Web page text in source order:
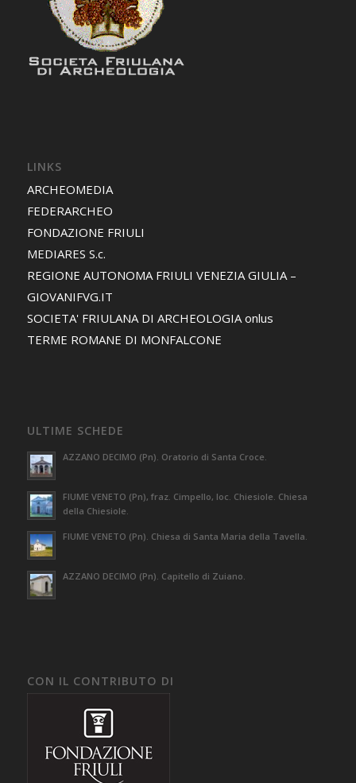
LINKS
ARCHEOMEDIA
FEDERARCHEO
FONDAZIONE FRIULI
MEDIARES S.c.
REGIONE AUTONOMA FRIULI VENEZIA GIULIA –
GIOVANIFVG.IT
SOCIETA' FRIULANA DI ARCHEOLOGIA onlus
TERME ROMANE DI MONFALCONE
ULTIME SCHEDE
AZZANO DECIMO (Pn). Oratorio di Santa Croce.
FIUME VENETO (Pn), fraz. Cimpello, loc. Chiesiole. Chiesa
della Chiesiole.
FIUME VENETO (Pn). Chiesa di Santa Maria della Tavella.
AZZANO DECIMO (Pn). Capitello di Zuiano.
CON IL CONTRIBUTO DI